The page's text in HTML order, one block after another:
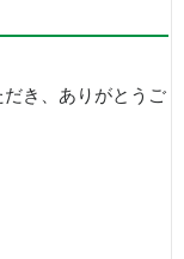
き、ありがとうご